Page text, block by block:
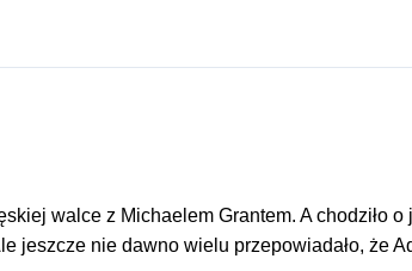
walce z Michaelem Grantem. A chodziło
jeszcze nie dawno wielu przepowiadało, że